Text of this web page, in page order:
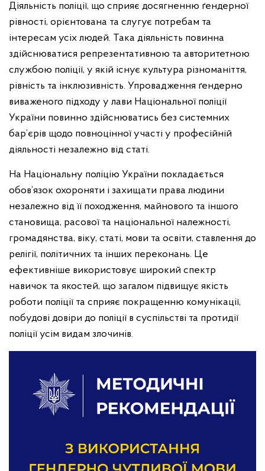
Діяльність поліції, що сприяє досягненню ґендерної
рівності, орієнтована та слугує потребам та
інтересам усіх людей. Така діяльність повинна
здійснюватися репрезентативною та авторитетною
службою поліції, у якій існує культура різноманіття,
рівність та інклюзивність. Упровадження ґендерно
виваженого підходу у лави Національної поліції
України повинно здійснюватись без системних
бар’єрів щодо повноцінної участі у професійній
діяльності незалежно від статі.
На Національну поліцію України покладається
обов’язок охороняти і захищати права людини
незалежно від її походження, майнового та іншого
становища, расової та національної належності,
громадянства, віку, статі, мови та освіти, ставлення до
релігії, політичних та інших переконань. Це
ефективніше використовує широкий спектр
навичок та якостей, що загалом підвищує якість
роботи поліції та сприяє покращенню комунікації,
побудові довіри до поліції в суспільстві та протидії
поліції усім видам злочинів.